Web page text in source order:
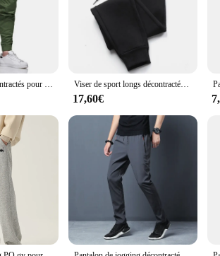
homme, designed for the active man who
to a wide range of body types, providing a
wear.
about performance. The breathable fabric
on comfort, while the functional pockets offer
to sporting events.
mind, adapting to various activities and
to their customers. Whether you're looking for a
blend of performance and style with our Jogger
Viser de sport décontractés pour hommes, pantalons de survêtement pour hommes, jogging masculin, cargo, sarouel, pantalon crayon, vêtements de survêtement multi-poches, fjMulti-Poches, nouveau Viser de sport longs décontractés pour hommes, pantalons de survêtement de jogging, jogging d'entraînement, jogging de gym, mode
17,60€